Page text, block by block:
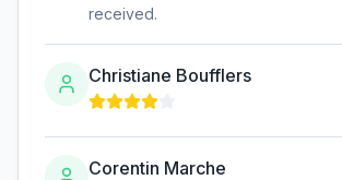
received.
Christiane Boufflers
Corentin Marche